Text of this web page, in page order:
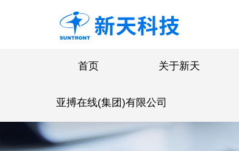
首页 关于新天
亚搏在线(集团)有限公司